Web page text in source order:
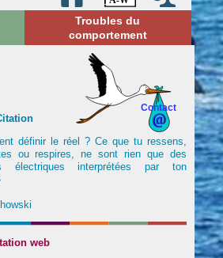
Troubles du
comportement
Contact
définir le réel ? Ce que tu ressens,
ou respires, ne sont rien que des
électriques interprétées par ton
web